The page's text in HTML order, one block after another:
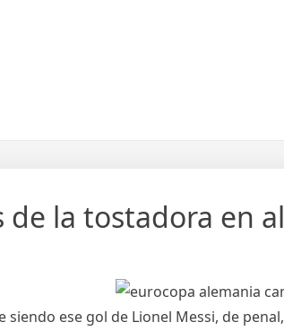
la tostadora en
ese gol de Lionel Messi, de penal,